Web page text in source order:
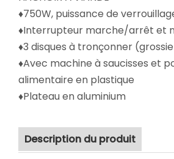
♦750W, puissance de
♦Interrupteur marche/arrêt et
♦3 disques à tronçonner
♦Avec machine à saucisses et
alimentaire en plastique
♦Plateau en aluminium
Description du produit